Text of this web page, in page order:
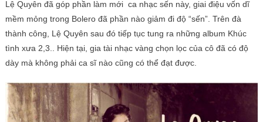
Lệ Quyên đã góp phần làm mới ca nhạc sến này, giai điệu vốn dĩ
mềm mỏng trong Bolero đã phần nào giảm đi độ “sến”. Trên đà
thành công, Lệ Quyên sau đó tiếp tục tung ra những album Khúc
tình xưa 2,3.. Hiện tại, gia tài nhạc vàng chọn lọc của cô đã có độ
dày mà không phải ca sĩ nào cũng có thể đạt được.